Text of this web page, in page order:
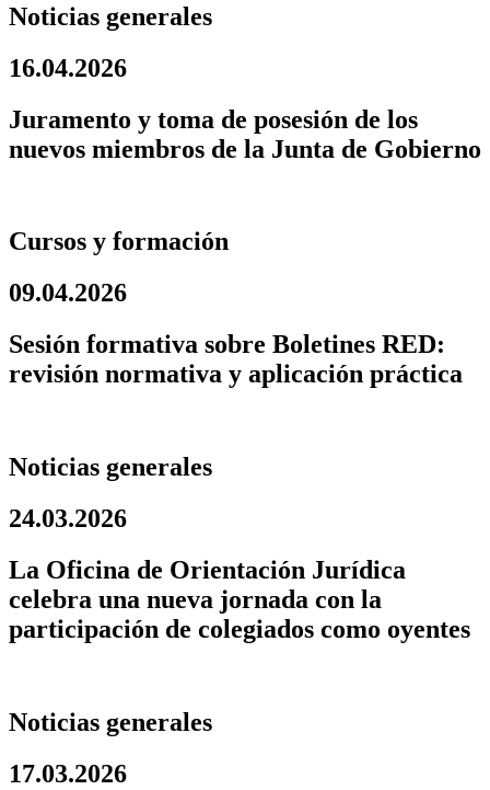
Noticias generales
16.04.2026
Juramento y toma de posesión de los
nuevos miembros de la Junta de Gobierno
Cursos y formación
09.04.2026
Sesión formativa sobre Boletines RED:
revisión normativa y aplicación práctica
Noticias generales
24.03.2026
La Oficina de Orientación Jurídica
celebra una nueva jornada con la
participación de colegiados como oyentes
Noticias generales
17.03.2026